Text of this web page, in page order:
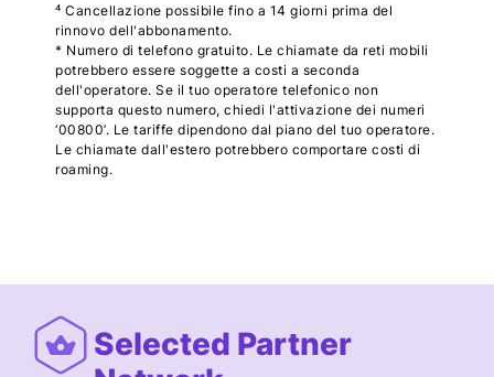
⁴ Cancellazione possibile fino a 14 giorni prima del
rinnovo dell'abbonamento.
* Numero di telefono gratuito. Le chiamate da reti mobili
potrebbero essere soggette a costi a seconda
dell'operatore. Se il tuo operatore telefonico non
supporta questo numero, chiedi l'attivazione dei numeri
‘00800’. Le tariffe dipendono dal piano del tuo operatore.
Le chiamate dall'estero potrebbero comportare costi di
roaming.
Selected Partner